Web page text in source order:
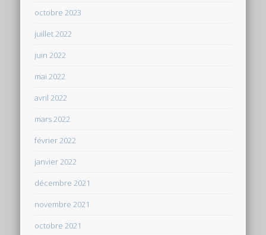
octobre 2023
juillet 2022
juin 2022
mai 2022
avril 2022
mars 2022
février 2022
janvier 2022
décembre 2021
novembre 2021
octobre 2021